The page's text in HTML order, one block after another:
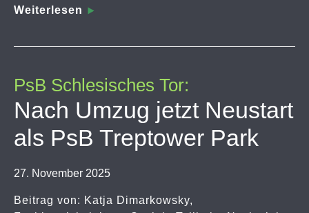
Weiterlesen
PsB Schlesisches Tor:
Nach Umzug jetzt Neustart
als PsB Treptower Park
27. November 2025
Beitrag von: Katja Dimarkowsky,